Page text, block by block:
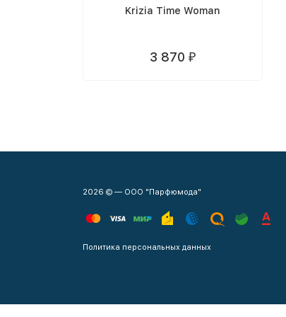
Krizia Time Woman
3 870 ₽
2026 © — ООО "Парфюмода"
Политика персональных данных